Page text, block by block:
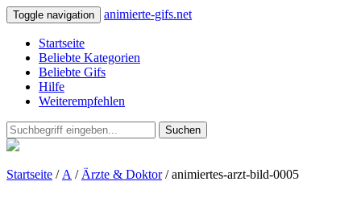
Toggle navigation animierte-gifs.net
Startseite
Beliebte Kategorien
Beliebte Gifs
Hilfe
Weiterempfehlen
Suchen
Startseite / A / Ärzte & Doktor/ animiertes-arzt-bild-0005